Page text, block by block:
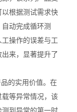
根据测试需求快
动完成循环测
操作的误差与工
来，显著提升了
的实用价值。在
等异常情况，该